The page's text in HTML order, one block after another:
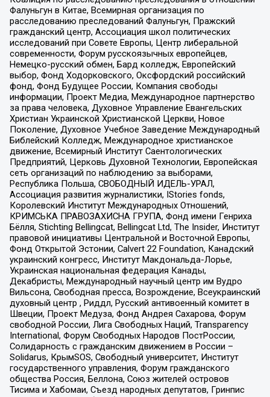
Фалуньгун в Китае, Всемирная организация по
расследованию преследований Фалуньгун, Пражский
гражданский центр, Ассоциация школ политических
исследований при Совете Европы, Центр либеральной
современности, Форум русскоязычных европейцев,
Немецко-русский обмен, Бард колледж, Европейский
выбор, Фонд Ходорковского, Оксфордский российский
фонд, Фонд Будущее России, Компания свободы
информации, Проект Медиа, Международное партнерство
за права человека, Духовное Управление Евангельских
Христиан Украинской Христианской Церкви, Новое
Поколение, Духовное Учебное Заведение Международный
Библейский Колледж, Международное христианское
движение, Всемирный Институт Саентологических
Предприятий, Церковь Духовной Технологии, Европейская
сеть организаций по наблюдению за выборами,
Республика Польша, СВОБОДНЫЙ ИДЕЛЬ-УРАЛ,
Ассоциация развития журналистики, IStories fonds,
Королевский Институт Международных Отношений,
КРИМСЬКА ПРАВОЗАХИСНА ГРУПА, Фонд имени Генриха
Бёлля, Stichting Bellingcat, Bellingcat Ltd, The Insider, Институт
правовой инициативы Центральной и Восточной Европы,
Фонд Открытой Эстонии, Calvert 22 Foundation, Канадский
украинский конгресс, Институт Макдональда-Лорье,
Украинская национальная федерация Канады,
Декабристы, Международный научный центр им Вудро
Вильсона, Свободная пресса, Возрождение, Всеукраинский
духовный центр , Риддл, Русский антивоенный комитет в
Швеции, Проект Медуза, Фонд Андрея Сахарова, Форум
свободной России, Лига Свободных Наций, Transparеncy
International, Форум Свободных Народов ПостРоссии,
Солидарность с гражданским движением в России –
Solidarus, КрымSOS, Свободный университет, Институт
государственного управления, Форум гражданского
общества Россия, Беллона, Союз жителей островов
Тисима и Хабомаи, Съезд народных депутатов, Гринпис